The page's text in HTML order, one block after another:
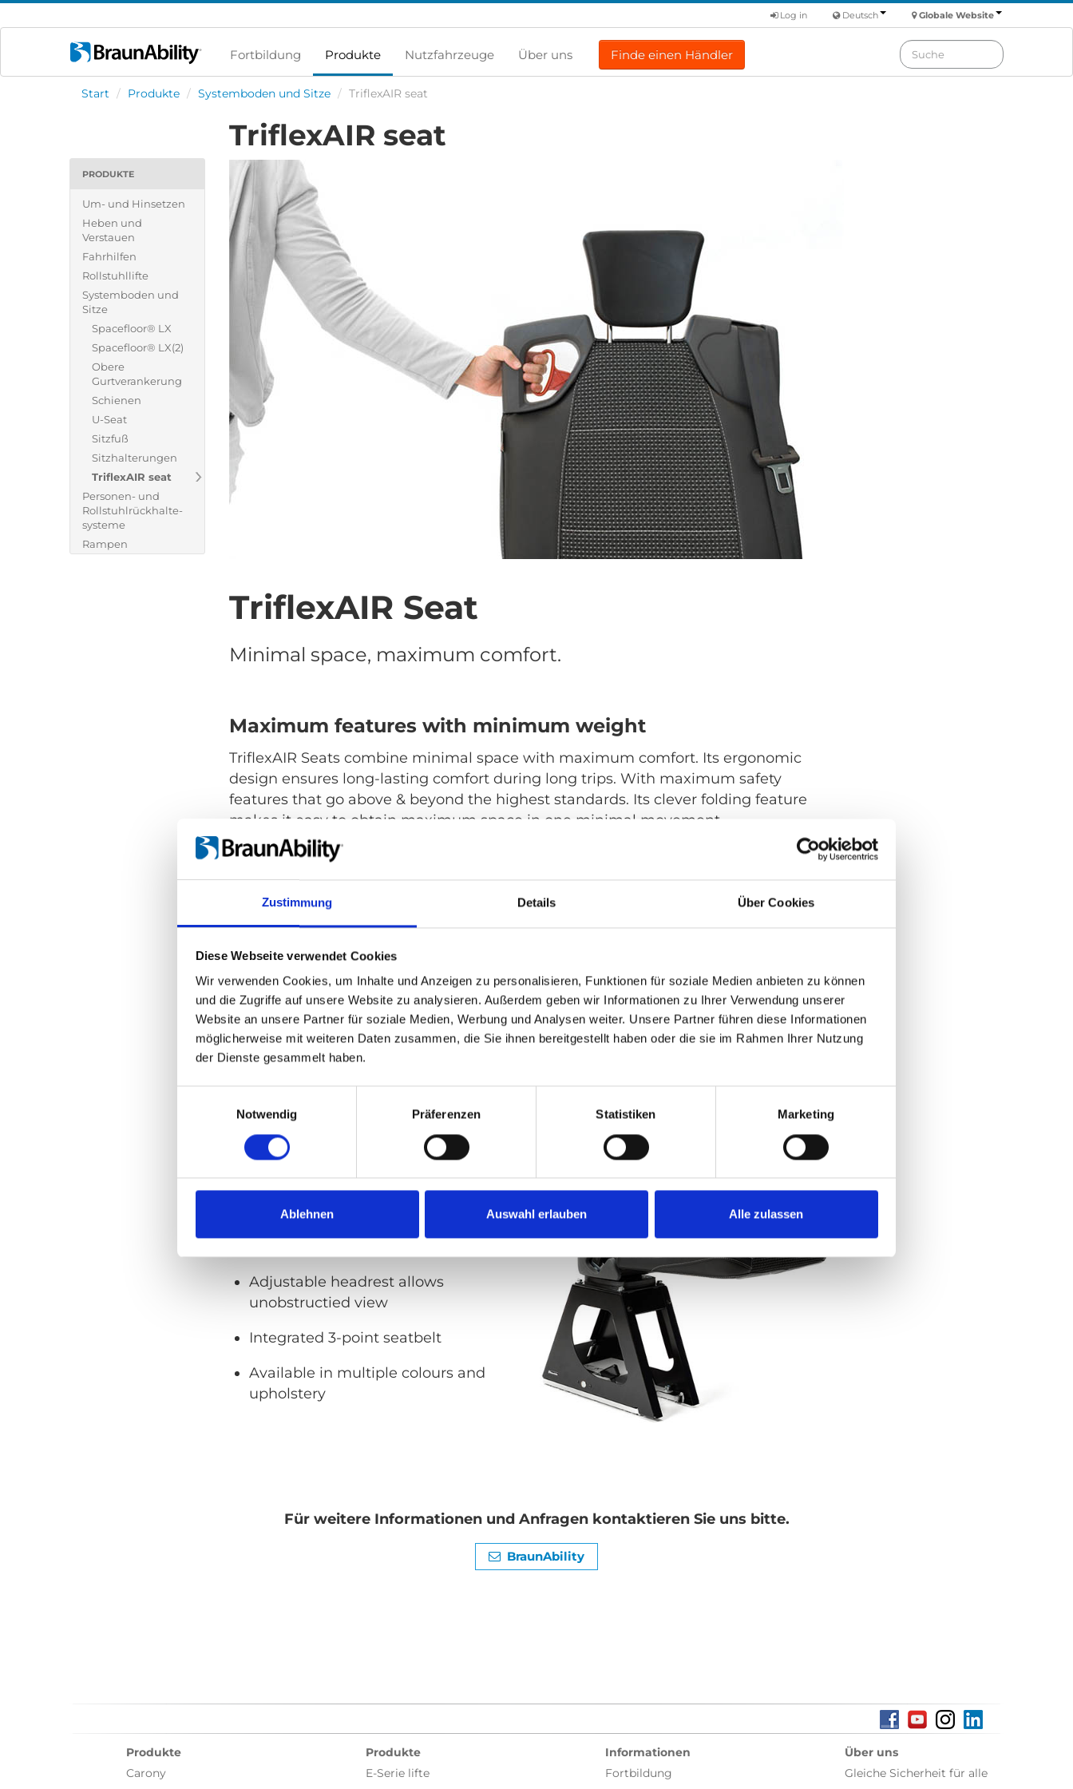
Zustimmung Details Über Cookies
Diese Webseite verwendet Cookies
Wir verwenden Cookies, um Inhalte und Anzeigen zu personalisieren, Funktionen für soziale Medien anbieten zu können
und die Zugriffe auf unsere Website zu analysieren. Außerdem geben wir Informationen zu Ihrer Verwendung unserer
Website an unsere Partner für soziale Medien, Werbung und Analysen weiter. Unsere Partner führen diese Informationen
möglicherweise mit weiteren Daten zusammen, die Sie ihnen bereitgestellt haben oder die sie im Rahmen Ihrer Nutzung
der Dienste gesammelt haben.
Notwendig
Präferenzen Statistiken Marketing
Ablehnen Auswahl erlauben Alle zulassen
Globale Website
Deutsch
Log in
Fortbildung Produkte Nutzfahrzeuge Über uns Finde einen Händler
Start / Produkte / Systemboden und Sitze / TriflexAIR seat
PRODUKTE
Um- und Hinsetzen
Heben und
Verstauen
Fahrhilfen
Rollstuhllifte
Systemboden und
Sitze
Spacefloor® LX
Spacefloor® LX(2)
Obere
Gurtverankerung
Schienen
U-Seat
Sitzfuß
Sitzhalterungen
TriflexAIR seat
Personen- und
Rollstuhlrückhalte-
systeme
Rampen
TriflexAIR seat
TriflexAIR Seat
Minimal space, maximum comfort.
Maximum features with minimum weight
TriflexAIR Seats combine minimal space with maximum comfort. Its ergonomic
design ensures long-lasting comfort during long trips. With maximum safety
features that go above & beyond the highest standards. Its clever folding feature
makes it easy to obtain maximum space in one minimal movement.
The TriflexAIR Seats have been successfully tested according to M1 guidelines, ECE
R14 onSpacefloor LX.
Download TriflexAIR brochure
Key points
M1 Approved & tested according to
Easy to fold/unfold in one effortless
movement
with high quality materials
Adjustable headrest allows
unobstructied view
Integrated 3-point seatbelt
Available in multiple colours and
upholstery
Für weitere Informationen und Anfragen kontaktieren Sie uns bitte.
BraunAbility
Produkte
Carony
Produkte
E-Serie lifte
Informationen
Fortbildung
Über uns
Gleiche Sicherheit für alle